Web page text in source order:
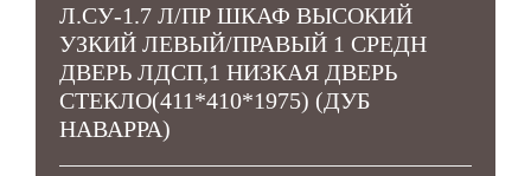
Л.СУ-1.7 Л/ПР ШКАФ ВЫСОКИЙ
УЗКИЙ ЛЕВЫЙ/ПРАВЫЙ 1 СРЕДН
ДВЕРЬ ЛДСП,1 НИЗКАЯ ДВЕРЬ
СТЕКЛО(411*410*1975) (ДУБ
НАВАРРА)